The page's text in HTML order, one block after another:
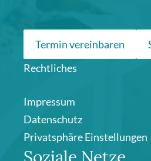
Termin vereinbaren
Rechtliches
Impressum
Datenschutz
Privatsphäre Einstellungen